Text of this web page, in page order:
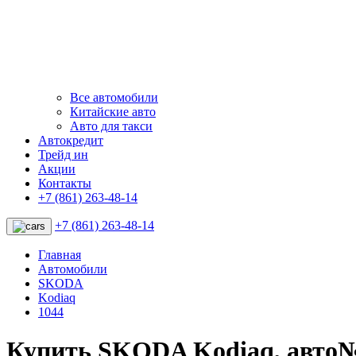
Все автомобили
Китайские авто
Авто для такси
Автокредит
Трейд ин
Акции
Контакты
+7 (861) 263-48-14
+7 (861) 263-48-14
Главная
Автомобили
SKODA
Kodiaq
1044